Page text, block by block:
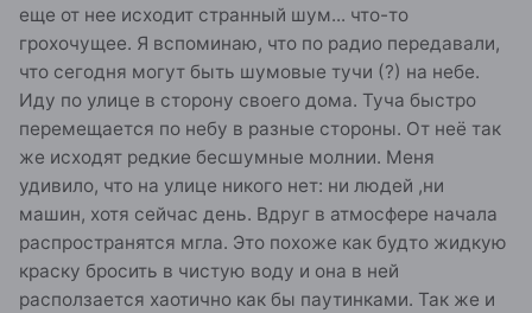
еще от нее исходит странный шум... что-то
грохочущее. Я вспоминаю, что по радио передавали,
что сегодня могут быть шумовые тучи (?) на небе.
Иду по улице в сторону своего дома. Туча быстро
перемещается по небу в разные стороны. От неё так
же исходят редкие бесшумные молнии. Меня
удивило, что на улице никого нет: ни людей ,ни
машин, хотя сейчас день. Вдруг в атмосфере начала
распространятся мгла. Это похоже как будто жидкую
краску бросить в чистую воду и она в ней
расползается хаотично как бы паутинками. Так же и